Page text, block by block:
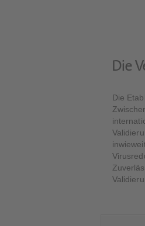
Die
Die